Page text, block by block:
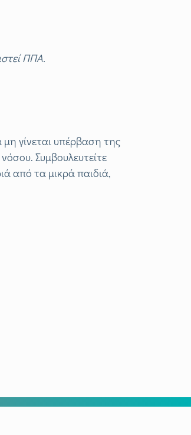
ΠΠΑ.
γίνεται υπέρβαση της
Συμβουλευτείτε
από τα μικρά παιδιά,